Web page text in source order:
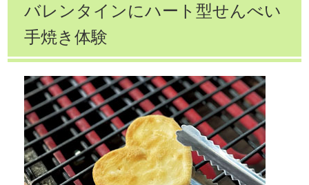
バレンタインにハート型せんべい
手焼き体験